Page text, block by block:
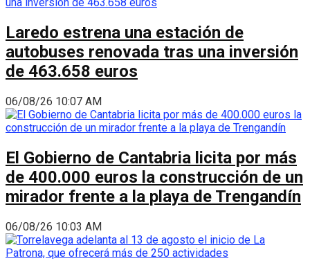
Laredo estrena una estación de
autobuses renovada tras una inversión
de 463.658 euros
06/08/26 10:07 AM
El Gobierno de Cantabria licita por más
de 400.000 euros la construcción de un
mirador frente a la playa de Trengandín
06/08/26 10:03 AM